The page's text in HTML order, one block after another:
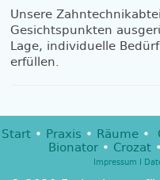
Unsere
Gesichtspunkten
Lage, individuelle
erfüllen.
Start • Praxis • Räume •
Bionator • Crozat •
Impressum I